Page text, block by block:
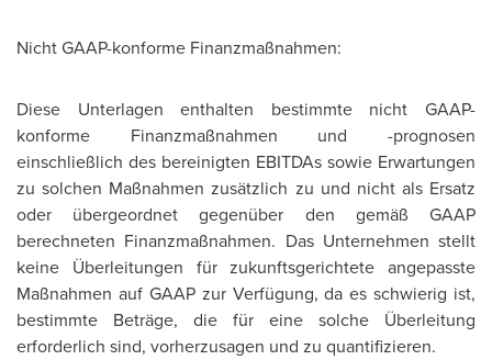
Nicht GAAP-konforme Finanzmaßnahmen:
Diese Unterlagen enthalten bestimmte nicht GAAP-
konforme Finanzmaßnahmen und -prognosen
einschließlich des bereinigten EBITDAs sowie Erwartungen
zu solchen Maßnahmen zusätzlich zu und nicht als Ersatz
oder übergeordnet gegenüber den gemäß GAAP
berechneten Finanzmaßnahmen. Das Unternehmen stellt
keine Überleitungen für zukunftsgerichtete angepasste
Maßnahmen auf GAAP zur Verfügung, da es schwierig ist,
bestimmte Beträge, die für eine solche Überleitung
erforderlich sind, vorherzusagen und zu quantifizieren.